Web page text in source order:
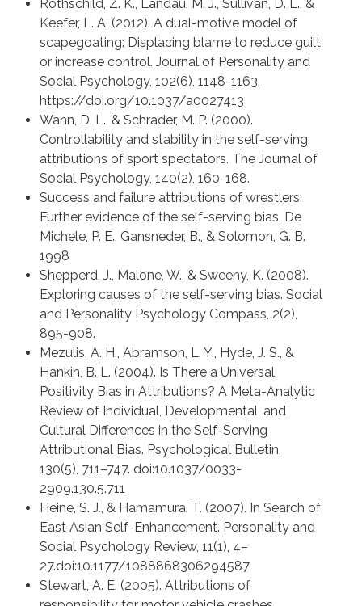
Rothschild, Z. K., Landau, M. J., Sullivan, D. L., &
Keefer, L. A. (2012). A dual-motive model of
scapegoating: Displacing blame to reduce guilt
or increase control. Journal of Personality and
Social Psychology, 102(6), 1148-1163.
https://doi.org/10.1037/a0027413
Wann, D. L., & Schrader, M. P. (2000).
Controllability and stability in the self-serving
attributions of sport spectators. The Journal of
Social Psychology, 140(2), 160-168.
Success and failure attributions of wrestlers:
Further evidence of the self-serving bias, De
Michele, P. E., Gansneder, B., & Solomon, G. B.
1998
Shepperd, J., Malone, W., & Sweeny, K. (2008).
Exploring causes of the self-serving bias. Social
and Personality Psychology Compass, 2(2),
895-908.
Mezulis, A. H., Abramson, L. Y., Hyde, J. S., &
Hankin, B. L. (2004). Is There a Universal
Positivity Bias in Attributions? A Meta-Analytic
Review of Individual, Developmental, and
Cultural Differences in the Self-Serving
Attributional Bias. Psychological Bulletin,
130(5), 711–747. doi:10.1037/0033-
2909.130.5.711
Heine, S. J., & Hamamura, T. (2007). In Search of
East Asian Self-Enhancement. Personality and
Social Psychology Review, 11(1), 4–
27.doi:10.1177/1088868306294587
Stewart, A. E. (2005). Attributions of